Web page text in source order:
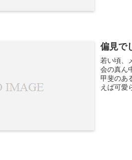
偏見で
若い頃、
会の真ん
甲斐のあ
えば可愛